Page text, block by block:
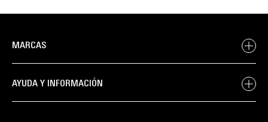
MARCAS
AYUDA Y INFORMACIÓN